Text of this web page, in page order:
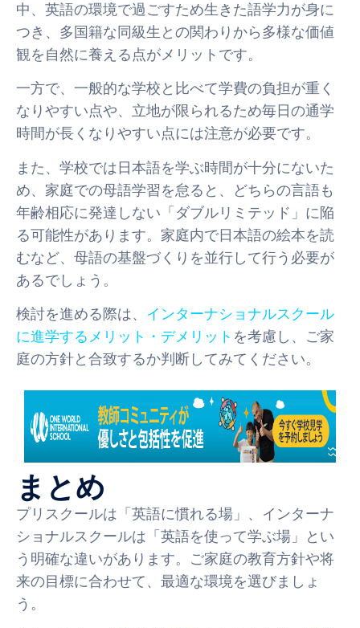
中、英語の環境で過ごすため生きた語学力が身に
つき、多国籍な同級生との関わりから多様な価値
観を自然に養える点がメリットです。
一方で、一般的な学校と比べて学費の負担が重く
なりやすい点や、立地が限られるため毎日の通学
時間が長くなりやすい点には注意が必要です。
また、学校では日本語を学ぶ時間が十分にないた
め、家庭での母語学習を怠ると、どちらの言語も
年齢相応に発達しない「ダブルリミテッド」に陥
る可能性があります。家庭内で日本語の絵本を読
むなど、母語の基盤づくりを並行して行う必要が
あるでしょう。
検討を進める際は、 インターナショナルスクール
に進学するメリット・デメリット を考慮し、ご家
庭の方針と合致するか判断してみてください。
まとめ
プリスクールは「英語に慣れる場」、インターナ
ショナルスクールは「英語を使って学ぶ場」とい
う明確な違いがあります。ご家庭の教育方針や将
来の目標に合わせて、最適な環境を選びましょ
う。